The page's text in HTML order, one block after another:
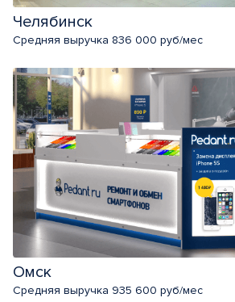
Челябинск
Средняя выручка 836 000 руб/мес
Омск
Средняя выручка 935 600 руб/мес